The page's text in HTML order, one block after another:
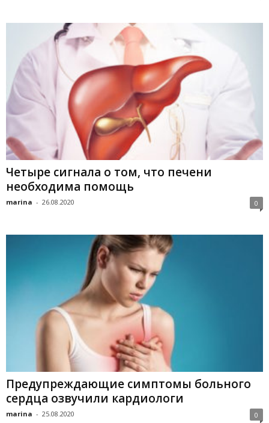
Четыре сигнала о том, что печени
необходима помощь
marina - 26.08.2020 0
Предупреждающие симптомы больного
сердца озвучили кардиологи
marina - 25.08.2020 0